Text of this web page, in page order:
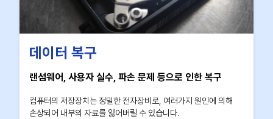
데이터 복구
랜섬웨어, 사용자 실수, 파손 문제 등으로 인한 복구
컴퓨터의 저장장치는 정밀한 전자장비로, 여러가지 원인에 의해
손상되어 내부의 자료를 잃어버릴 수 있습니다.